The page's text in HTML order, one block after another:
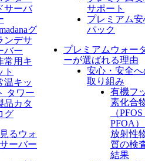
サーバ
グ
ンデサ
バー
常用キ
ト
温キッ
タワー
品カタ
グ
るウォ
ーバー
サポート
プレミアム安
パック
プレミアムウォー
ーが選ばれる理由
安心・安全へ
取り組み
有機フ
素化合
（
PFOA
放射性
質の検
結果